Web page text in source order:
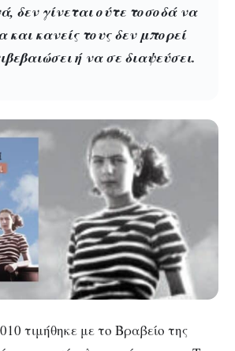
δεν γίνεται ούτε τοσοδά να
και κανείς τους δεν μπορεί
ή να σε διαψεύσει.
τιμήθηκε με το Βραβείο της